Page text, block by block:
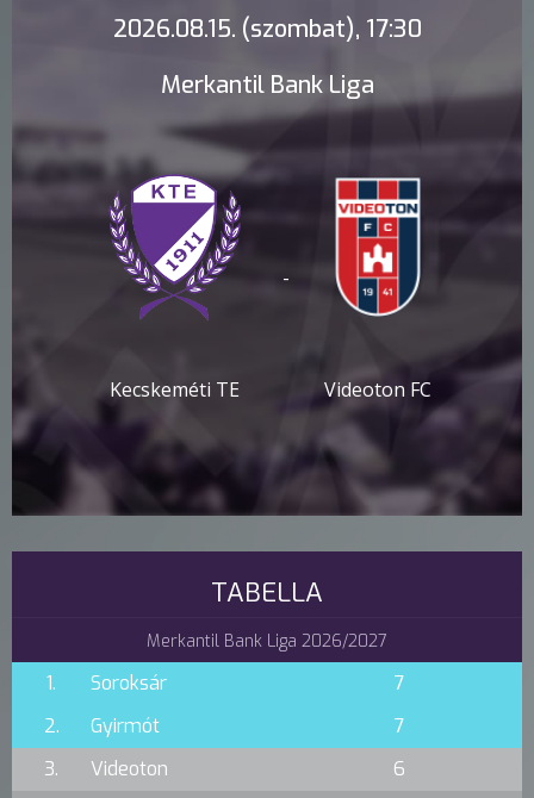
2026.08.15. (szombat), 17:30
Merkantil Bank Liga
Kecskeméti TE
-
Videoton FC
TABELLA
Merkantil Bank Liga 2026/2027
1. Soroksár
7
2.
Gyirmót
7
3.
Videoton
6